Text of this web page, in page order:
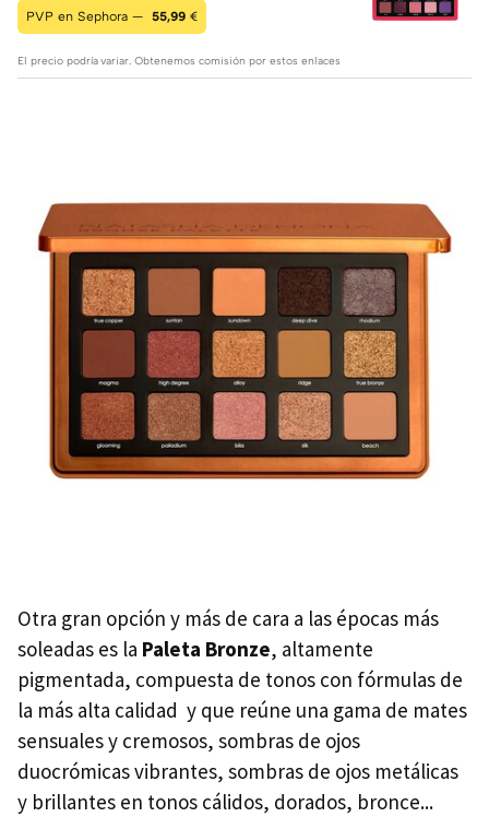
PVP en Sephora — 55,99 €
El precio podría variar. Obtenemos comisión por estos enlaces
Otra gran opción y más de cara a las épocas más
soleadas es la Paleta Bronze, altamente
pigmentada, compuesta de tonos con fórmulas de
la más alta calidad y que reúne una gama de mates
sensuales y cremosos, sombras de ojos
duocrómicas vibrantes, sombras de ojos metálicas
y brillantes en tonos cálidos, dorados, bronce...